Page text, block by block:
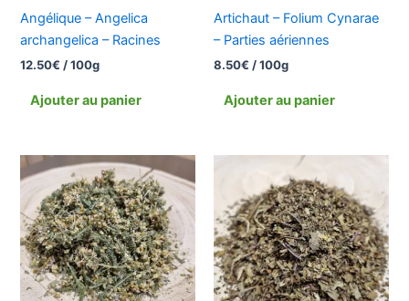
Angélique – Angelica
archangelica – Racines
12.50€ / 100g
Ajouter au panier
Artichaut – Folium Cynarae
– Parties aériennes
8.50€ / 100g
Ajouter au panier